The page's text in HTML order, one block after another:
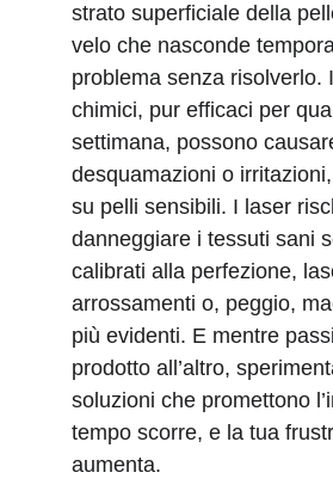
strato superficiale della
velo che nasconde
problema senza risolverlo.
chimici, pur efficaci per
settimana, possono
desquamazioni o
su pelli sensibili. I laser
danneggiare i tessuti sani
calibrati alla perfezione,
arrossamenti o, peggio,
più evidenti. E mentre
prodotto all’altro,
soluzioni che promettono
tempo scorre, e la tua
aumenta.